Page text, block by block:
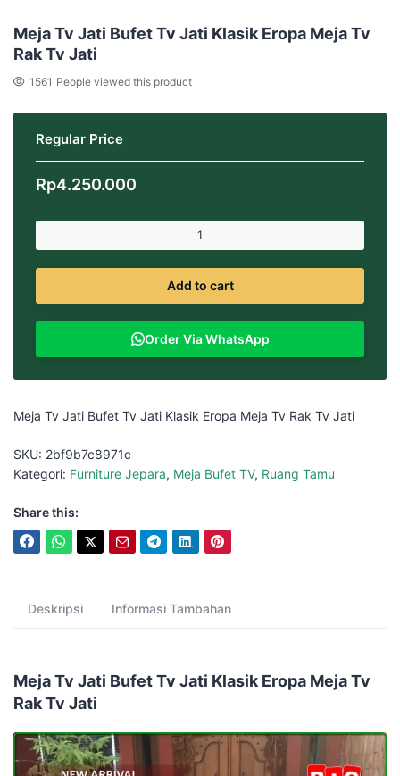
Meja Tv Jati Bufet Tv Jati Klasik Eropa Meja Tv
Rak Tv Jati
1561 People viewed this product
Regular Price
Rp4.250.000
Add to cart
Order Via WhatsApp
Meja Tv Jati Bufet Tv Jati Klasik Eropa Meja Tv Rak Tv Jati
SKU: 2bf9b7c8971c
Kategori: Furniture Jepara, Meja Bufet TV, Ruang Tamu
Share this:
Deskripsi Informasi Tambahan
Meja Tv Jati Bufet Tv Jati Klasik Eropa Meja Tv
Rak Tv Jati